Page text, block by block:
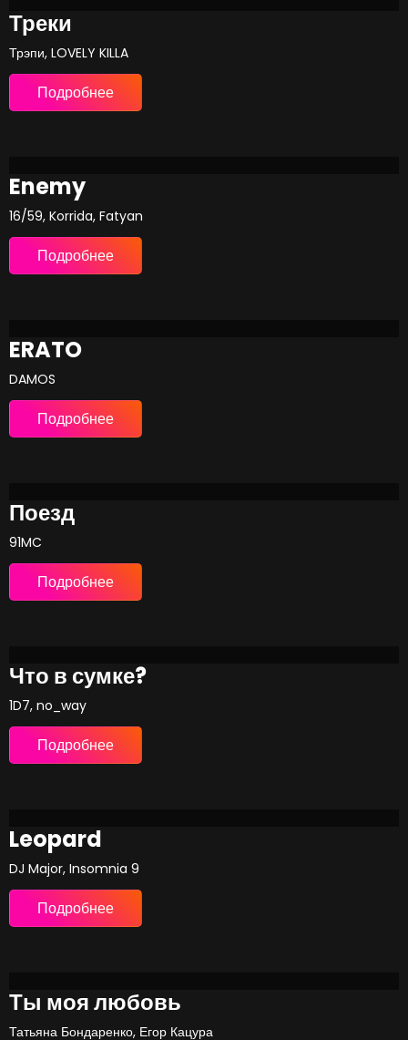
Треки
Трэпи, LOVELY KILLA
Подробнее
Enemy
16/59, Korrida, Fatyan
Подробнее
ERATO
DAMOS
Подробнее
Поезд
91MC
Подробнее
Что в сумке?
1D7, no_way
Подробнее
Leopard
DJ Major, Insomnia 9
Подробнее
Ты моя любовь
Татьяна Бонд­аренко, Егор Кацура